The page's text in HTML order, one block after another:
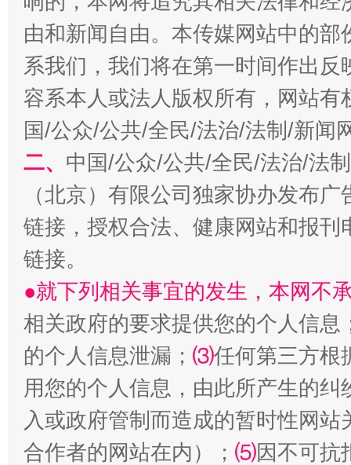
全民健身五年计划来了！等你上场
国家大学科技园优化重塑工作
由和新闻自由。本传媒网站中的
系我们，我们将在第一时间作出
容系本人或法人版权所有，网站
国/公众/公共/全民/法治/法制/新闻
二、 中国/公众/公共/全民/法治/法
（北京）有限公司独家协办发布
链接，授权合法、健康网站和报
链接。
●就下列相关事宜的发生，本网不
相关政府的要求提供您的个人信息
的个人信息泄漏； ⑶任何第三方根
用您的个人信息，由此所产生的纠
入或政府管制而造成的暂时性网
合作者的网站在内）； ⑸因不可抗